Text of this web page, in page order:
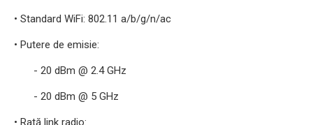
• Standard WiFi: 802.11 a/b/g/n/ac
• Putere de emisie:
- 20 dBm @ 2.4 GHz
- 20 dBm @ 5 GHz
• Rată link radio: